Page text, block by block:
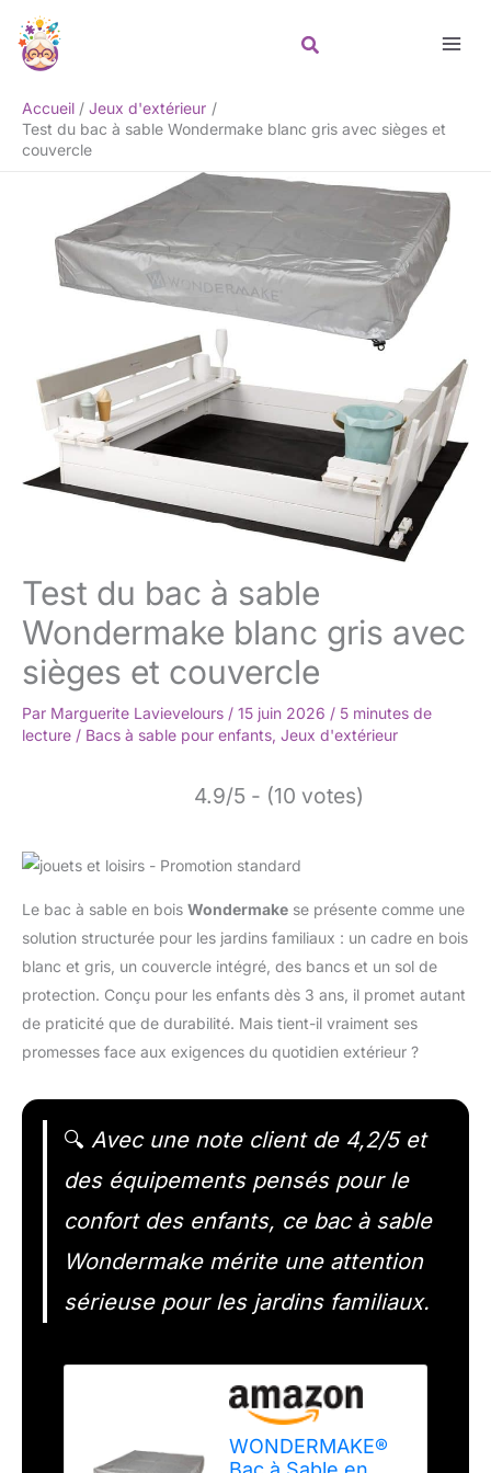
contenu
Accueil
Jeux d'extérieur
Test du bac à sable Wondermake blanc gris avec sièges et
couvercle
Test du bac à sable
Wondermake blanc gris avec
sièges et couvercle
Par Marguerite Lavievelours / 15 juin 2026 / 5 minutes de
lecture / Bacs à sable pour enfants, Jeux d'extérieur
4.9/5 - (10 votes)
Le bac à sable en bois Wondermake se présente comme une
solution structurée pour les jardins familiaux : un cadre en bois
blanc et gris, un couvercle intégré, des bancs et un sol de
protection. Conçu pour les enfants dès 3 ans, il promet autant
de praticité que de durabilité. Mais tient-il vraiment ses
promesses face aux exigences du quotidien extérieur ?
🔍 Avec une note client de 4,2/5 et
des équipements pensés pour le
confort des enfants, ce bac à sable
Wondermake mérite une attention
sérieuse pour les jardins familiaux.
WONDERMAKE®
Rechercher